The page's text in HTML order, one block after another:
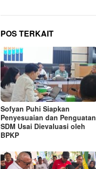
POS TERKAIT
Sofyan Puhi Siapkan
Penyesuaian dan Penguatan
SDM Usai Dievaluasi oleh
BPKP